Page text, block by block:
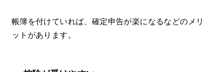
帳簿を付けていれば、確定申告が楽になるなどのメリ
ットがあります。